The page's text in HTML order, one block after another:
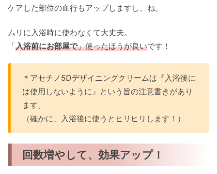
ケアした部位の血行もアップしますし、ね。
ムリに入浴時に使わなくて大丈夫。
「入浴前にお部屋で」使ったほうが良いです！
＊アセチノ5Dデザイニングクリームは『入浴後に
は使用しないように』という旨の注意書きがあり
ます。
（確かに、入浴後に使うとヒリヒリします！）
回数増やして、効果アップ！